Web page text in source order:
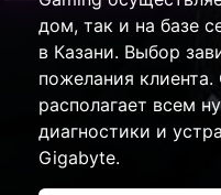
дом, так и на базе
в Казани. Выбор
пожелания
располагает всем
диагностики и
Gigabyte.